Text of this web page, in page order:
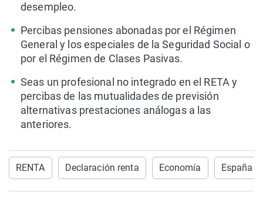
desempleo.
Percibas pensiones abonadas por el Régimen
General y los especiales de la Seguridad Social o
por el Régimen de Clases Pasivas.
Seas un profesional no integrado en el RETA y
percibas de las mutualidades de previsión
alternativas prestaciones análogas a las
anteriores.
RENTA Declaración renta Economía España